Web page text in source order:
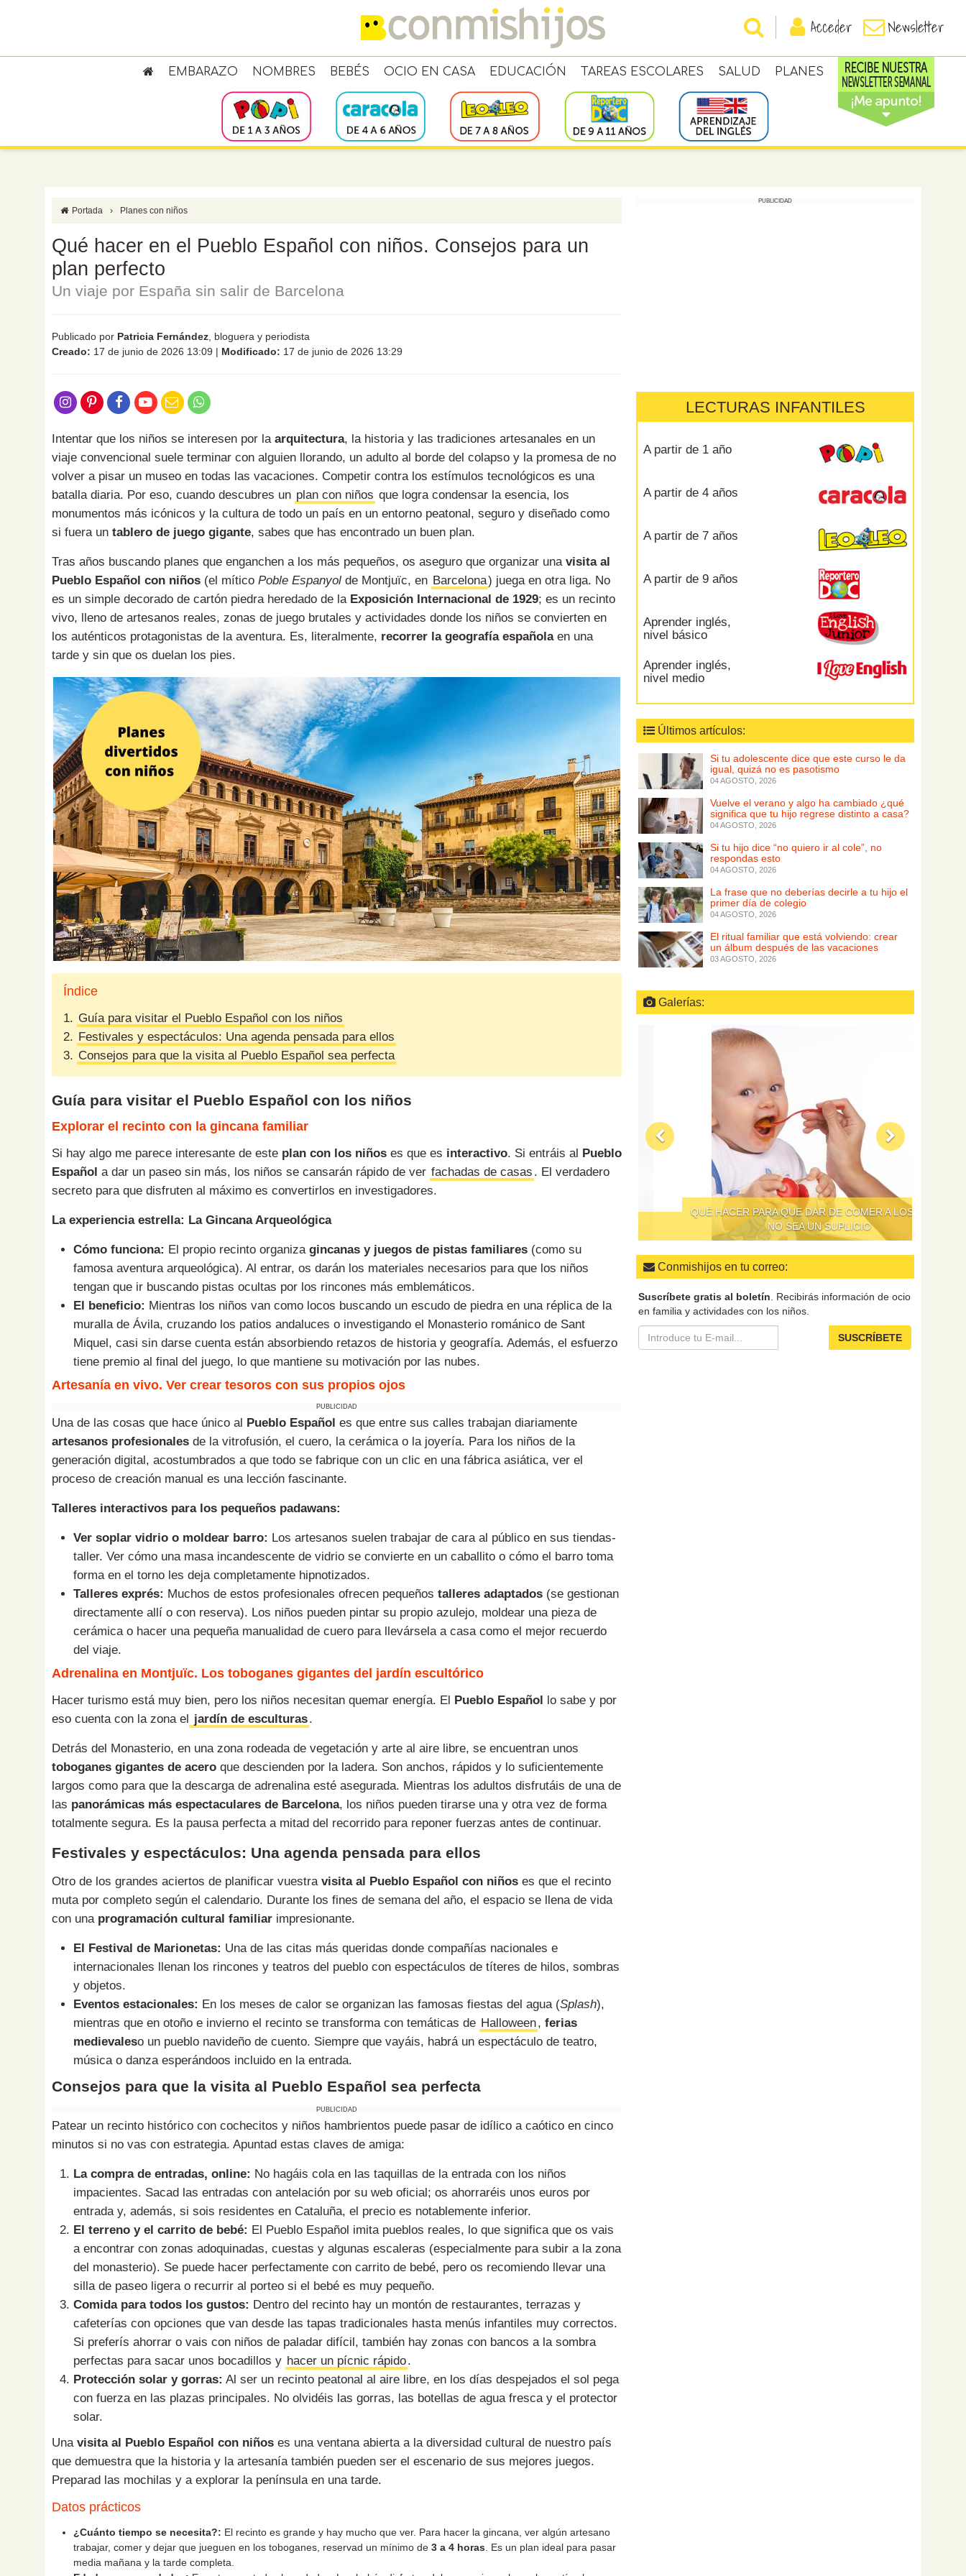
Acceder Newsletter
EMBARAZO NOMBRES BEBÉS OCIO EN CASA EDUCACIÓN TAREAS ESCOLARES SALUD PLANES
Portada › Planes con niños
Qué hacer en el Pueblo Español con niños. Consejos para un
plan perfecto
Un viaje por España sin salir de Barcelona
Publicado por Patricia Fernández , bloguera y periodista
Creado: 17 de junio de 2026 13:09 | Modificado: 17 de junio de 2026 13:29
Intentar que los niños se interesen por la arquitectura, la historia y las tradiciones artesanales en un
viaje convencional suele terminar con alguien llorando, un adulto al borde del colapso y la promesa de no
volver a pisar un museo en todas las vacaciones. Competir contra los estímulos tecnológicos es una
batalla diaria. Por eso, cuando descubres un plan con niños que logra condensar la esencia, los
monumentos más icónicos y la cultura de todo un país en un entorno peatonal, seguro y diseñado como
si fuera un tablero de juego gigante, sabes que has encontrado un buen plan.
Tras años buscando planes que enganchen a los más pequeños, os aseguro que organizar una visita al
Pueblo Español con niños (el mítico Poble Espanyol de Montjuïc, en Barcelona) juega en otra liga. No
es un simple decorado de cartón piedra heredado de la Exposición Internacional de 1929; es un recinto
vivo, lleno de artesanos reales, zonas de juego brutales y actividades donde los niños se convierten en
los auténticos protagonistas de la aventura. Es, literalmente, recorrer la geografía españolaen una
tarde y sin que os duelan los pies.
Índice
1. Guía para visitar el Pueblo Español con los niños
2. Festivales y espectáculos: Una agenda pensada para ellos
3. Consejos para que la visita al Pueblo Español sea perfecta
Guía para visitar el Pueblo Español con los niños
Explorar el recinto con la gincana familiar
Si hay algo me parece interesante de este plan con los niños es que es interactivo. Si entráis al Pueblo
Español a dar un paseo sin más, los niños se cansarán rápido de ver fachadas de casas . El verdadero
secreto para que disfruten al máximo es convertirlos en investigadores.
La experiencia estrella: La Gincana Arqueológica
Cómo funciona: El propio recinto organiza gincanas y juegos de pistas familiares (como su
famosa aventura arqueológica). Al entrar, os darán los materiales necesarios para que los niños
tengan que ir buscando pistas ocultas por los rincones más emblemáticos.
El beneficio: Mientras los niños van como locos buscando un escudo de piedra en una réplica de la
muralla de Ávila, cruzando los patios andaluces o investigando el Monasterio románico de Sant
Miquel, casi sin darse cuenta están absorbiendo retazos de historia y geografía. Además, el esfuerzo
tiene premio al final del juego, lo que mantiene su motivación por las nubes.
Artesanía en vivo. Ver crear tesoros con sus propios ojos
PUBLICIDAD
Una de las cosas que hace único al Pueblo Español es que entre sus calles trabajan diariamente
artesanos profesionales de la vitrofusión, el cuero, la cerámica o la joyería. Para los niños de la
generación digital, acostumbrados a que todo se fabrique con un clic en una fábrica asiática, ver el
proceso de creación manual es una lección fascinante.
Talleres interactivos para los pequeños padawans:
Ver soplar vidrio o moldear barro: Los artesanos suelen trabajar de cara al público en sus tiendas-
taller. Ver cómo una masa incandescente de vidrio se convierte en un caballito o cómo el barro toma
forma en el torno les deja completamente hipnotizados.
Talleres exprés: Muchos de estos profesionales ofrecen pequeños talleres adaptados (se gestionan
directamente allí o con reserva). Los niños pueden pintar su propio azulejo, moldear una pieza de
cerámica o hacer una pequeña manualidad de cuero para llevársela a casa como el mejor recuerdo
del viaje.
Adrenalina en Montjuïc. Los toboganes gigantes del jardín escultórico
Hacer turismo está muy bien, pero los niños necesitan quemar energía. El Pueblo Español lo sabe y por
eso cuenta con la zona el jardín de esculturas.
Detrás del Monasterio, en una zona rodeada de vegetación y arte al aire libre, se encuentran unos
toboganes gigantes de acero que descienden por la ladera. Son anchos, rápidos y lo suficientemente
largos como para que la descarga de adrenalina esté asegurada. Mientras los adultos disfrutáis de una de
las panorámicas más espectaculares de Barcelona, los niños pueden tirarse una y otra vez de forma
totalmente segura. Es la pausa perfecta a mitad del recorrido para reponer fuerzas antes de continuar.
Festivales y espectáculos: Una agenda pensada para ellos
Otro de los grandes aciertos de planificar vuestra visita al Pueblo Español con niños es que el recinto
muta por completo según el calendario. Durante los fines de semana del año, el espacio se llena de vida
con una programación cultural familiar impresionante.
El Festival de Marionetas: Una de las citas más queridas donde compañías nacionales e
internacionales llenan los rincones y teatros del pueblo con espectáculos de títeres de hilos, sombras
y objetos.
Eventos estacionales: En los meses de calor se organizan las famosas fiestas del agua (Splash),
mientras que en otoño e invierno el recinto se transforma con temáticas de Halloween, ferias
medievaleso un pueblo navideño de cuento. Siempre que vayáis, habrá un espectáculo de teatro,
música o danza esperándoos incluido en la entrada.
Consejos para que la visita al Pueblo Español sea perfecta
PUBLICIDAD
Patear un recinto histórico con cochecitos y niños hambrientos puede pasar de idílico a caótico en cinco
minutos si no vas con estrategia. Apuntad estas claves de amiga:
La compra de entradas, online: No hagáis cola en las taquillas de la entrada con los niños
impacientes. Sacad las entradas con antelación por su web oficial; os ahorraréis unos euros por
entrada y, además, si sois residentes en Cataluña, el precio es notablemente inferior.
El terreno y el carrito de bebé: El Pueblo Español imita pueblos reales, lo que significa que os vais
a encontrar con zonas adoquinadas, cuestas y algunas escaleras (especialmente para subir a la zona
del monasterio). Se puede hacer perfectamente con carrito de bebé, pero os recomiendo llevar una
silla de paseo ligera o recurrir al porteo si el bebé es muy pequeño.
Comida para todos los gustos: Dentro del recinto hay un montón de restaurantes, terrazas y
cafeterías con opciones que van desde las tapas tradicionales hasta menús infantiles muy correctos.
Si preferís ahorrar o vais con niños de paladar difícil, también hay zonas con bancos a la sombra
perfectas para sacar unos bocadillos y hacer un pícnic rápido.
Protección solar y gorras: Al ser un recinto peatonal al aire libre, en los días despejados el sol pega
con fuerza en las plazas principales. No olvidéis las gorras, las botellas de agua fresca y el protector
solar.
Una visita al Pueblo Español con niños es una ventana abierta a la diversidad cultural de nuestro país
que demuestra que la historia y la artesanía también pueden ser el escenario de sus mejores juegos.
Preparad las mochilas y a explorar la península en una tarde.
Datos prácticos
¿Cuánto tiempo se necesita?: El recinto es grande y hay mucho que ver. Para hacer la gincana, ver algún artesano
trabajar, comer y dejar que jueguen en los toboganes, reservad un mínimo de 3 a 4 horas . Es un plan ideal para pasar
media mañana y la tarde completa.
PUBLICIDAD
LECTURAS INFANTILES
A partir de 1 año
A partir de 4 años
A partir de 7 años
A partir de 9 años
Aprender inglés,
nivel básico
Aprender inglés,
nivel medio
Últimos artículos:
Si tu adolescente dice que este curso le da
igual, quizá no es pasotismo
04 AGOSTO, 2026
Vuelve el verano y algo ha cambiado ¿qué
significa que tu hijo regrese distinto a casa?
04 AGOSTO, 2026
Si tu hijo dice “no quiero ir al cole”, no
respondas esto
04 AGOSTO, 2026
La frase que no deberías decirle a tu hijo el
primer día de colegio
04 AGOSTO, 2026
El ritual familiar que está volviendo: crear
un álbum después de las vacaciones
03 AGOSTO, 2026
Galerías:
QUÉ HACER PARA QUE DAR DE COMER A LOS NIÑOS
NO SEA UN SUPLICIO
Conmishijos en tu correo:
Suscríbete gratis al boletín . Recibirás información de ocio
en familia y actividades con los niños.
SUSCRÍBETE